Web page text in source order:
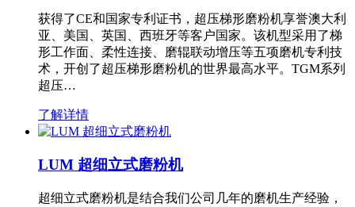
获得了CE和国家专利证书，超压梯形磨粉机享誉澳大利
亚、美国、英国、西班牙等客户国家。该机型采用了梯
形工作面、柔性连接、磨辊联动增压等五项磨机专利技
术，开创了超压梯形磨粉机的世界最高水平。TGM系列
超压…
了解详情
LUM 超细立式磨粉机
超细立式磨粉机是结合我们公司几年的磨机生产经验，